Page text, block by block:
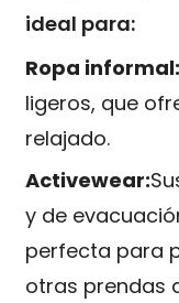
ideal para:
Ropa informal:
ligeros, que
relajado.
Activewear:
y de
perfecta para
otras prendas